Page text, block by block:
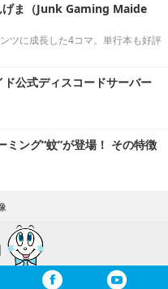
げま（Junk Gaming Maide
ツに成長した4コマ。単行本も好評
公式ディスコードサーバー
ミング“蚊”が登場！ その特徴